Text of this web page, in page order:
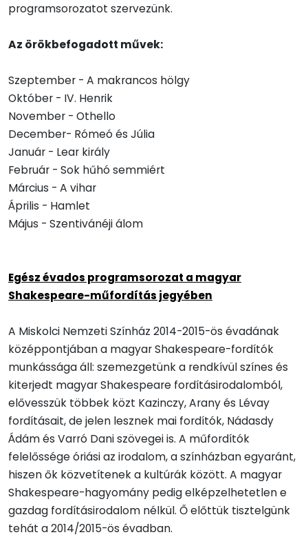
programsorozatot szervezünk.
Az örökbefogadott művek:
Szeptember - A makrancos hölgy
Október - IV. Henrik
November - Othello
December- Rómeó és Júlia
Január - Lear király
Február - Sok hűhó semmiért
Március - A vihar
Április - Hamlet
Május - Szentivánéji álom
Egész évados programsorozat a magyar
Shakespeare-műfordítás jegyében
A Miskolci Nemzeti Színház 2014-2015-ös évadának
középpontjában a magyar Shakespeare-fordítók
munkássága áll: szemezgetünk a rendkívül színes és
kiterjedt magyar Shakespeare fordításirodalomból,
elővesszük többek közt Kazinczy, Arany és Lévay
fordításait, de jelen lesznek mai fordítók, Nádasdy
Ádám és Varró Dani szövegei is. A műfordítók
felelőssége óriási az irodalom, a színházban egyaránt,
hiszen ők közvetítenek a kultúrák között. A magyar
Shakespeare-hagyomány pedig elképzelhetetlen e
gazdag fordításirodalom nélkül. Ő előttük tisztelgünk
tehát a 2014/2015-ös évadban.